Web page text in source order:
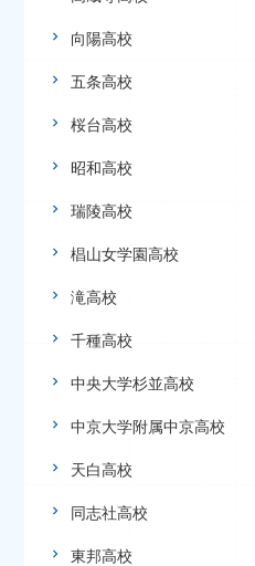
向陽高校
五条高校
桜台高校
昭和高校
瑞陵高校
椙山女学園高校
滝高校
千種高校
中央大学杉並高校
中京大学附属中京高校
天白高校
同志社高校
東邦高校